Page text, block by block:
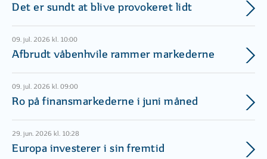
Det er sundt at blive provokeret lidt
09. jul. 2026 kl. 10:00
Afbrudt våbenhvile rammer markederne
09. jul. 2026 kl. 09:00
Ro på finansmarkederne i juni måned
29. jun. 2026 kl. 10:28
Europa investerer i sin fremtid